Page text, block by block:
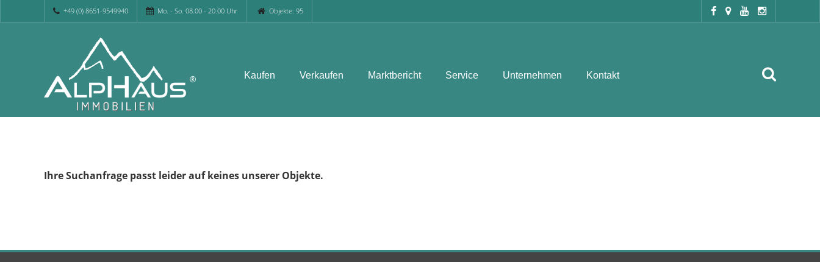
+49 (0) 8651-9549940 Mo. - So. 08.00 - 20.00 Uhr Objekte: 95
Kaufen Verkaufen Marktbericht Service Unternehmen Kontakt
Ihre Suchanfrage passt leider auf keines unserer Objekte.